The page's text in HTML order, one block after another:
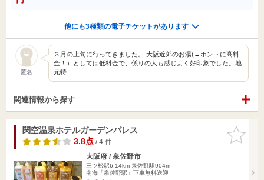
他にも3種類の電子チケットがあります
匿名
３月の上旬に行ってきました。 大阪近郊のお湯(←ホントに高料
金！）としては低料金で、係りの人も感じよく好印象でした。地
元特…
関連情報から探す
お気に入
りに追加
関空温泉ホテルガーデンパレス
3.8点/ 4 件
大阪府 / 泉佐野市
三ツ松駅6.14km 泉佐野駅904m
南海「泉佐野駅」下車無料送迎